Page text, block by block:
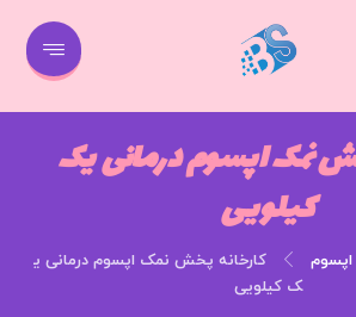
نمک اپسوم درمانی یک
کیلویی
اپسوم
کارخانه پخش نمک اپسوم درمانی ی
ک کیلویی